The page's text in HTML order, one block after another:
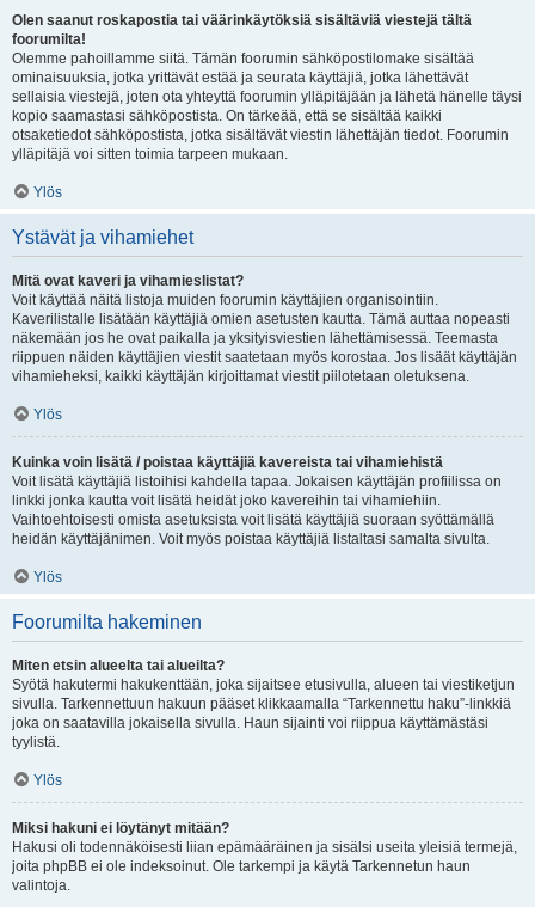
Olen saanut roskapostia tai väärinkäytöksiä sisältäviä viestejä tältä
foorumilta!
Olemme pahoillamme siitä. Tämän foorumin sähköpostilomake sisältää
ominaisuuksia, jotka yrittävät estää ja seurata käyttäjiä, jotka lähettävät
sellaisia viestejä, joten ota yhteyttä foorumin ylläpitäjään ja lähetä hänelle täysi
kopio saamastasi sähköpostista. On tärkeää, että se sisältää kaikki
otsaketiedot sähköpostista, jotka sisältävät viestin lähettäjän tiedot. Foorumin
ylläpitäjä voi sitten toimia tarpeen mukaan.
Ylös
Ystävät ja vihamiehet
Mitä ovat kaveri ja vihamieslistat?
Voit käyttää näitä listoja muiden foorumin käyttäjien organisointiin.
Kaverilistalle lisätään käyttäjiä omien asetusten kautta. Tämä auttaa nopeasti
näkemään jos he ovat paikalla ja yksityisviestien lähettämisessä. Teemasta
riippuen näiden käyttäjien viestit saatetaan myös korostaa. Jos lisäät käyttäjän
vihamieheksi, kaikki käyttäjän kirjoittamat viestit piilotetaan oletuksena.
Ylös
Kuinka voin lisätä / poistaa käyttäjiä kavereista tai vihamiehistä
Voit lisätä käyttäjiä listoihisi kahdella tapaa. Jokaisen käyttäjän profiilissa on
linkki jonka kautta voit lisätä heidät joko kavereihin tai vihamiehiin.
Vaihtoehtoisesti omista asetuksista voit lisätä käyttäjiä suoraan syöttämällä
heidän käyttäjänimen. Voit myös poistaa käyttäjiä listaltasi samalta sivulta.
Ylös
Foorumilta hakeminen
Miten etsin alueelta tai alueilta?
Syötä hakutermi hakukenttään, joka sijaitsee etusivulla, alueen tai viestiketjun
sivulla. Tarkennettuun hakuun pääset klikkaamalla “Tarkennettu haku”-linkkiä
joka on saatavilla jokaisella sivulla. Haun sijainti voi riippua käyttämästäsi
tyylistä.
Ylös
Miksi hakuni ei löytänyt mitään?
Hakusi oli todennäköisesti liian epämääräinen ja sisälsi useita yleisiä termejä,
joita phpBB ei ole indeksoinut. Ole tarkempi ja käytä Tarkennetun haun
valintoja.